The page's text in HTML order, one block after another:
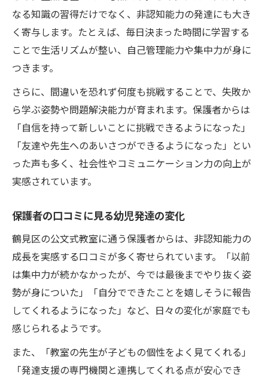
なる知識の習得だけでなく、非認知能力の発達にも大き
く寄与します。たとえば、毎日決まった時間に学習する
ことで生活リズムが整い、自己管理能力や集中力が身に
つきます。
さらに、間違いを恐れず何度も挑戦することで、失敗か
ら学ぶ姿勢や問題解決能力が育まれます。保護者からは
「自信を持って新しいことに挑戦できるようになった」
「友達や先生へのあいさつができるようになった」とい
った声も多く、社会性やコミュニケーション力の向上が
実感されています。
保護者の口コミに見る幼児発達の変化
鶴見区の公文式教室に通う保護者からは、非認知能力の
成長を実感する口コミが多く寄せられています。「以前
は集中力が続かなかったが、今では最後までやり抜く姿
勢が身についた」「自分でできたことを嬉しそうに報告
してくれるようになった」など、日々の変化が家庭でも
感じられるようです。
また、「教室の先生が子どもの個性をよく見てくれる」
「発達支援の専門機関と連携してくれる点が安心でき